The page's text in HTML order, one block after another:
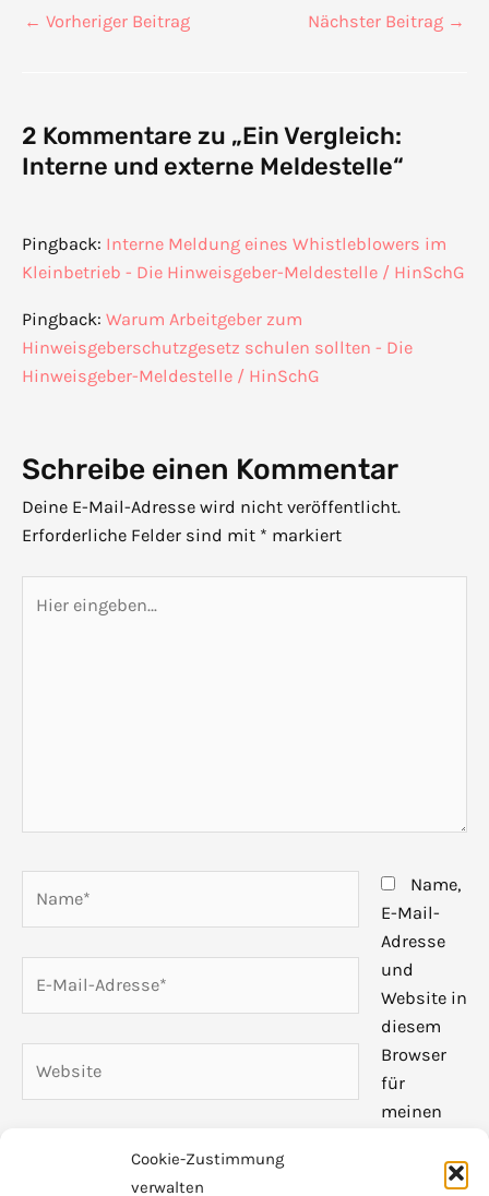
Cookie-Zustimmung
verwalten
← Vorheriger Beitrag Nächster Beitrag →
2 Kommentare zu „Ein Vergleich:
Interne und externe Meldestelle“
Pingback: Interne Meldung eines Whistleblowers im
Kleinbetrieb - Die Hinweisgeber-Meldestelle / HinSchG
Pingback: Warum Arbeitgeber zum
Hinweisgeberschutzgesetz schulen sollten - Die
Hinweisgeber-Meldestelle / HinSchG
Schreibe einen Kommentar
Deine E-Mail-Adresse wird nicht veröffentlicht.
Erforderliche Felder sind mit * markiert
eingeben…
Mail-
Name,
E-Mail-
Adresse
und
Website in
diesem
Browser
für
meinen
Kommentar speichern.